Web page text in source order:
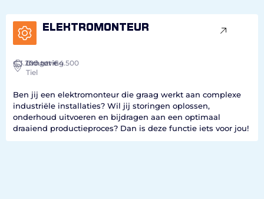
Elektromonteur
Industrie
Omgeving
Tiel
€3.200 tot €4.500
Ben jij een elektromonteur die graag werkt aan complexe
industriële installaties? Wil jij storingen oplossen,
onderhoud uitvoeren en bijdragen aan een optimaal
draaiend productieproces? Dan is deze functie iets voor jou!